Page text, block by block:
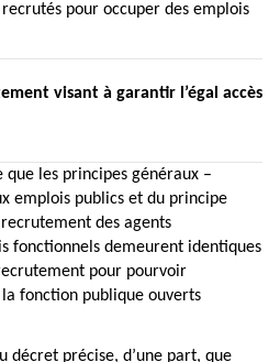
pour occuper des emplois
visant à garantir l’égal accès
que les principes généraux –
emplois publics et du principe
des agents
fonctionnels demeurent identiques
pour pourvoir
fonction publique ouverts
décret précise, d’une part, que